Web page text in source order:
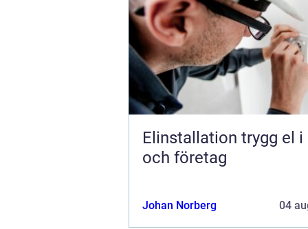
Elinstallation trygg el i hem
och företag
Johan Norberg 04